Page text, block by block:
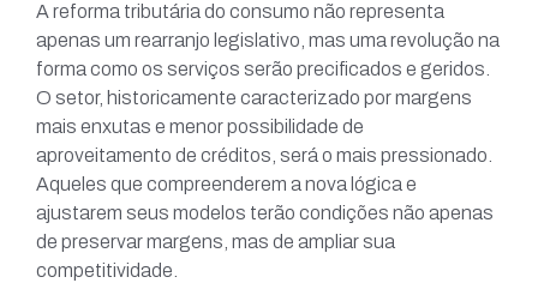
A reforma tributária do consumo não representa
apenas um rearranjo legislativo, mas uma revolução na
forma como os serviços serão precificados e geridos.
O setor, historicamente caracterizado por margens
mais enxutas e menor possibilidade de
aproveitamento de créditos, será o mais pressionado.
Aqueles que compreenderem a nova lógica e
ajustarem seus modelos terão condições não apenas
de preservar margens, mas de ampliar sua
competitividade.